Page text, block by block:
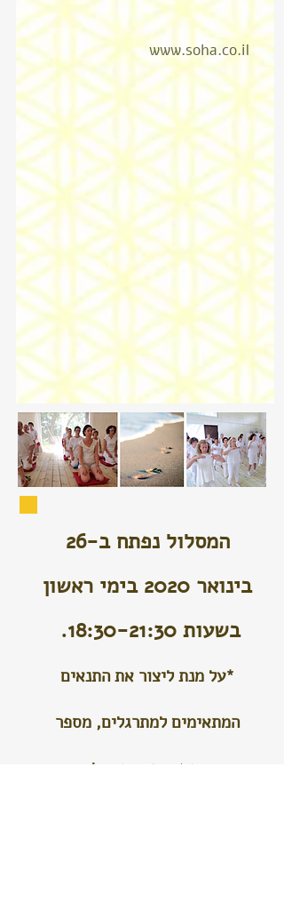
www.soha.co.il
המסלול נפתח ב-26
בינואר 2020 בימי ראשון
בשעות 18:30-21:30.
*על מנת ליצור את התנאים
המתאימים למתרגלים, מספר
המשתתפים מוגבל.